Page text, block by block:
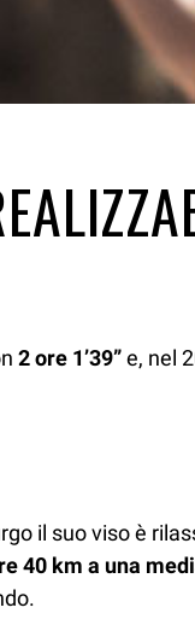
2 ore 1’39”e, nel
il suo viso è
40 km a una